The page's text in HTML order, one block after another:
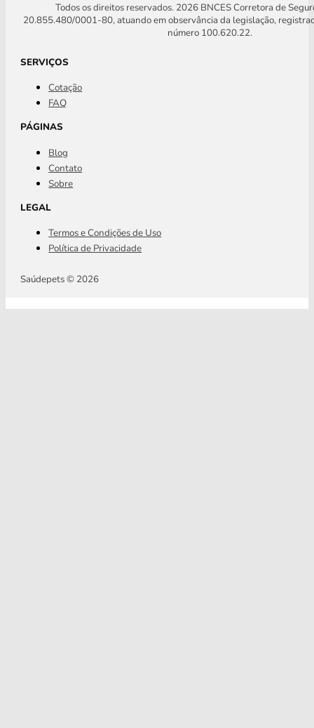
Todos os direitos reservados. 2026 BNCES Corretora de
20.855.480/0001-80, atuando em observância da legislação,
número 100.620.22.
SERVIÇOS
Cotação
FAQ
PÁGINAS
Blog
Contato
Sobre
LEGAL
Termos e Condições de Uso
Política de Privacidade
Saúdepets © 2026